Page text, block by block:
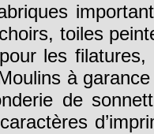
toiles
les
à
de